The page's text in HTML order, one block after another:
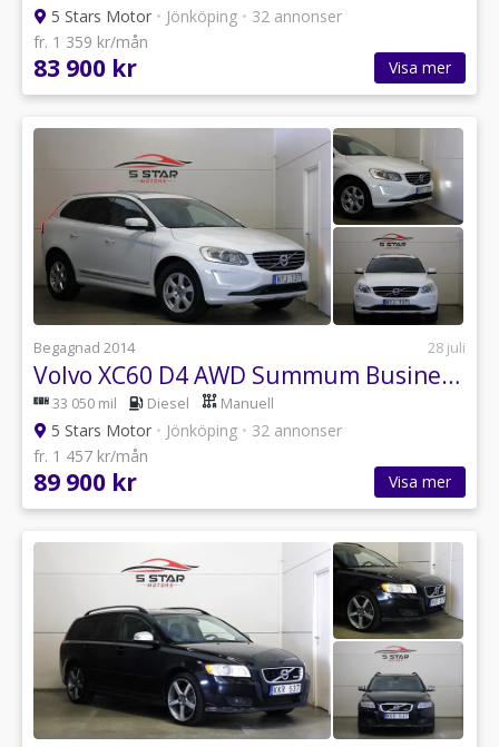
5 Stars Motor • Jönköping • 32 annonser
fr. 1 359 kr/mån
83 900 kr Visa mer
Begagnad 2014 28 juli
Volvo XC60 D4 AWD Summum BusinessEditionPro Panorama Drag GPS
33 050 mil Diesel Manuell
5 Stars Motor • Jönköping • 32 annonser
fr. 1 457 kr/mån
89 900 kr Visa mer